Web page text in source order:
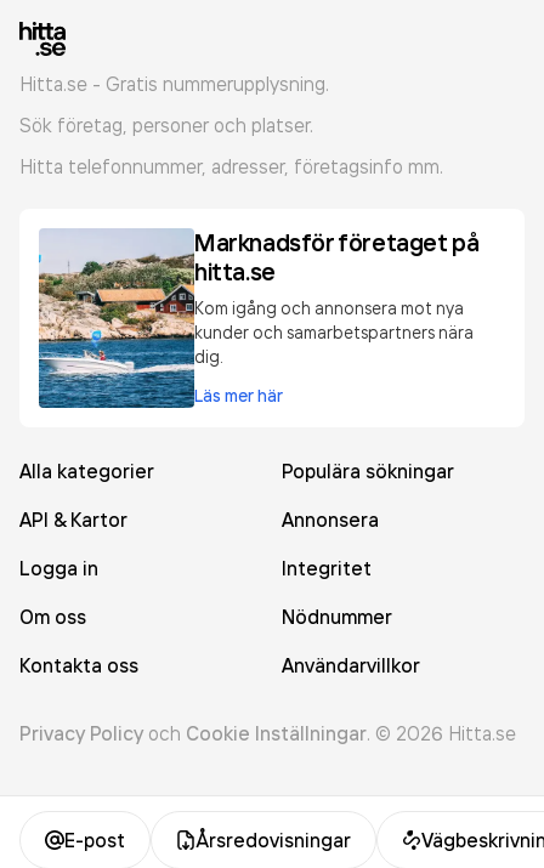
E-post Årsredovisningar
Hitta.se - Gratis nummerupplysning.
Sök företag, personer och platser.
Hitta telefonnummer, adresser, företagsinfo mm.
Marknadsför företaget på
hitta.se
Kom igång och annonsera mot nya
kunder och samarbetspartners nära
dig.
Läs mer här
Alla kategorier
Populära sökningar
API & Kartor
Annonsera
Logga in
Integritet
Om oss
Nödnummer
Kontakta oss
Användarvillkor
Privacy Policy och Cookie Inställningar. © 2026 Hitta.se